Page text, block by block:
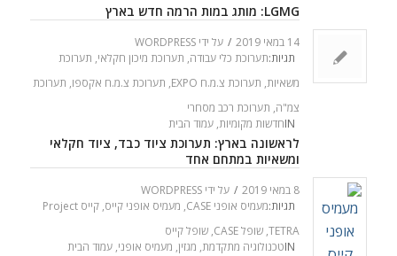
LGMG: מותג במות הרמה חדש בארץ
14 במאי 2019 / על ידי WORDPRESS
INחדשות מקומיות, עמוד הבית
תגיות:תערוכת כלי עבודה, תערוכת מיכון חקלאי, תערוכת
משאיות, תערוכת צ.מ.ח EXPO , תערוכת צ.מ.ח אקספו, תערוכת
צמ"ה, תערוכת רכב מסחרי
לראשונה בארץ: תערוכת ציוד כבד, ציוד חקלאי
ומשאיות במתחם אחד
8 במאי 2019 / על ידי WORDPRESS
INטכנולוגיה מתקדמת, מגזין, מעמיס אופני, עמוד הבית
תגיות:מעמיס אופני CASE , מעמיס אופני קייס,
קייס Project
TETRA
, שופל CASE , שופל קייס